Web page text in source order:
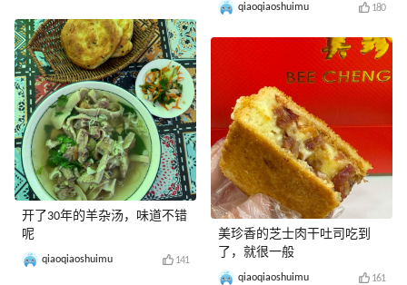
开了30年的羊杂汤，味道不错
呢
qiaoqiaoshuimu 141
qiaoqiaoshuimu 180
美珍香的芝士肉干吐司吃到
了，就很一般
qiaoqiaoshuimu 161